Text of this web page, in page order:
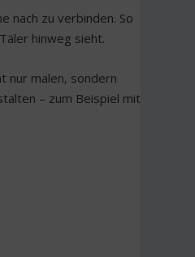
nach zu verbinden. So
hinweg sieht.
nur malen, sondern
– zum Beispiel mit